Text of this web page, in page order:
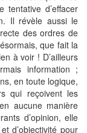
tentative d’effacer
Il révèle aussi le
des ordres de
que fait la
à voir ! D’ailleurs
information ;
en toute logique,
qui reçoivent les
aucune manière
d’opinion, elle
d’objectivité pour